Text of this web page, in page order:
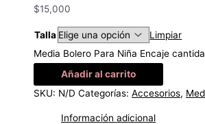
$15,000
Talla
Limpiar
Media Bolero Para Niña Encaje
Añadir al carrito
SKU: N/D Categorías:Accesorios,
Información adicional